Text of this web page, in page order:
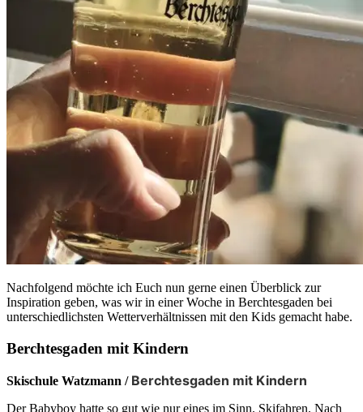
Nachfolgend möchte ich Euch nun gerne einen Überblick zur
Inspiration geben, was wir in einer Woche in Berchtesgaden bei
unterschiedlichsten Wetterverhältnissen mit den Kids gemacht habe.
Berchtesgaden mit Kindern
Skischule Watzmann / Berchtesgaden mit Kindern
Der Babyboy hatte so gut wie nur eines im Sinn. Skifahren. Nach